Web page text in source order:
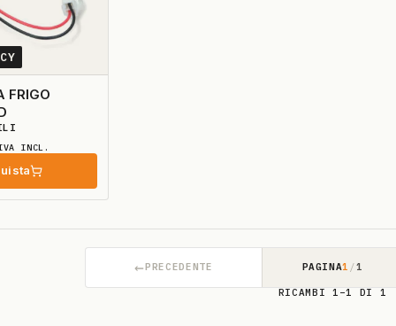
FRIGO
INCL.
←PRECEDENTE PAGINA1 /1
RICAMBI 1–1 DI 1